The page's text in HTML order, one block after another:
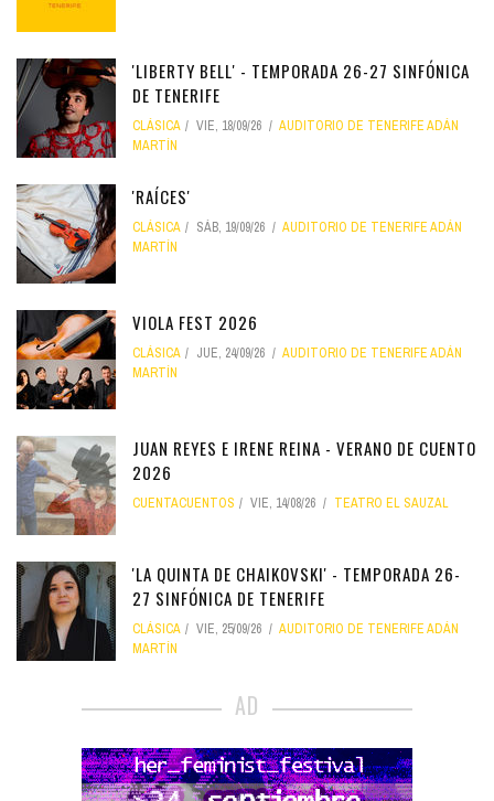
'LIBERTY BELL' - TEMPORADA 26-27 SINFÓNICA
DE TENERIFE
CLÁSICA VIE, 18/09/26
AUDITORIO DE TENERIFE ADÁN
MARTÍN
'RAÍCES'
CLÁSICA SÁB, 19/09/26
AUDITORIO DE TENERIFE ADÁN
MARTÍN
VIOLA FEST 2026
CLÁSICA JUE, 24/09/26
AUDITORIO DE TENERIFE ADÁN
MARTÍN
JUAN REYES E IRENE REINA - VERANO DE CUENTO
2026
CUENTACUENTOS VIE, 14/08/26 TEATRO EL SAUZAL
'LA QUINTA DE CHAIKOVSKI' - TEMPORADA 26-
27 SINFÓNICA DE TENERIFE
CLÁSICA VIE, 25/09/26
AUDITORIO DE TENERIFE ADÁN
MARTÍN
AD